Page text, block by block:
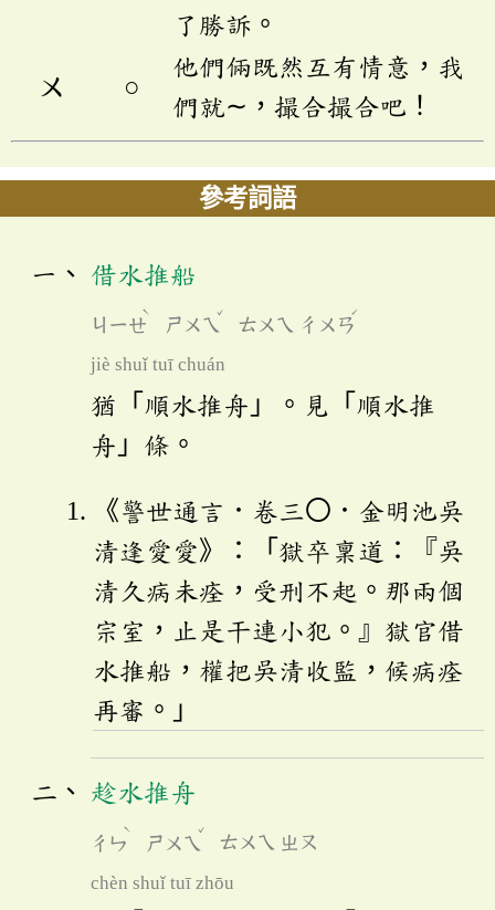
了勝訴。
ㄨ ○
他們倆既然互有情意，我
們就∼，撮合撮合吧！
參考詞語
借水推船
ㄐㄧㄝ
ˋ
ㄕㄨㄟ
ˇ
ㄊㄨㄟ ㄔㄨㄢ
ˊ
jiè shuǐ tuī chuán
猶「順水推舟」。見「順水推
舟」條。
《警世通言．卷三〇．金明池吳
清逢愛愛》：「獄卒稟道：『吳
清久病未痊，受刑不起。那兩個
宗室，止是干連小犯。』獄官借
水推船，權把吳清收監，候病痊
再審。」
趁水推舟
ㄔㄣ
ˋ
ㄕㄨㄟ
ˇ
ㄊㄨㄟ ㄓㄡ
chèn shuǐ tuī zhōu